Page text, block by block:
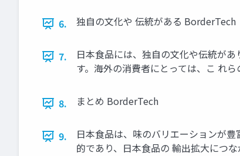
6. 独自の文化や 伝統がある BorderTech
7.
日本食品には、独自の文化や伝統が
す。海外の消費者にとっては、こ れ
8. まとめ BorderTech
9.
日本食品は、味のバリエーションが
的であり、日本食品の 輸出拡大につ